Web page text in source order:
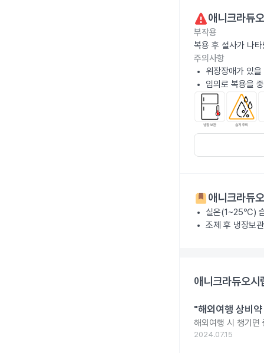
애니크라듀
부작용
복용 후 설사가 나
주의사항
위장장애가 있
임의로 복용을
애니크라듀
실온(1~25℃)
조제 후 냉장보
애니크라듀오
"해외여행 상비
해외여행 시 챙기면
2024.07.15